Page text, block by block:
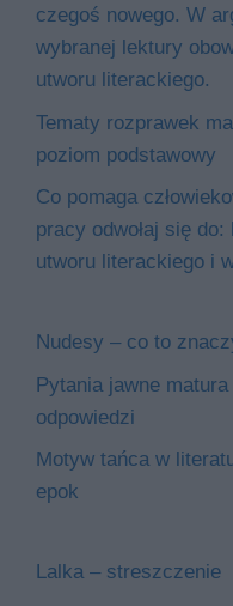
czegoś nowego. W
wybranej lektury
utworu literackiego.
Tematy rozprawek
poziom podstawowy
Co pomaga
pracy odwołaj się
utworu literackiego i
Nudesy – co to
Pytania jawne
odpowiedzi
Motyw tańca w
epok
Lalka – streszczenie